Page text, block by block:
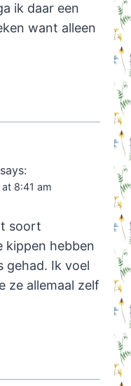
ik daar een
want alleen
says:
8:41 am
soort
kippen hebben
gehad. Ik voel
ze allemaal zelf